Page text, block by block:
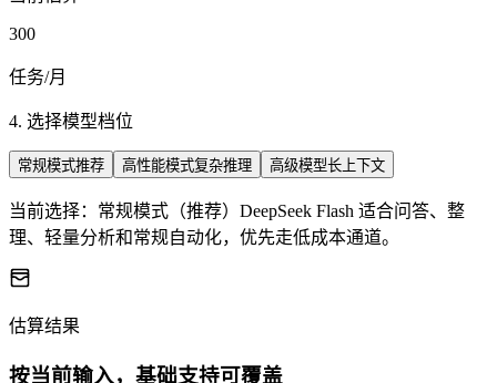
300
任务/月
4. 选择模型档位
常规模式推荐 高性能模式复杂推理 高级模型长上下文
当前选择： 常规模式 （推荐） DeepSeek Flash 适合问答、整
理、轻量分析和常规自动化，优先走低成本通道。
估算结果
按当前输入，基础支持可覆盖